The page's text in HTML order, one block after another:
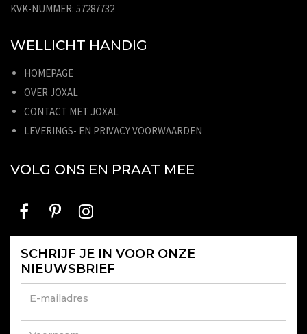
KVK-NUMMER: 57287732
WELLICHT HANDIG
HOMEPAGE
OVER JOXAL
CONTACT MET JOXAL
LEVERINGS- EN PRIVACY VOORWAARDEN
VOLG ONS EN PRAAT MEE
SCHRIJF JE IN VOOR ONZE
NIEUWSBRIEF